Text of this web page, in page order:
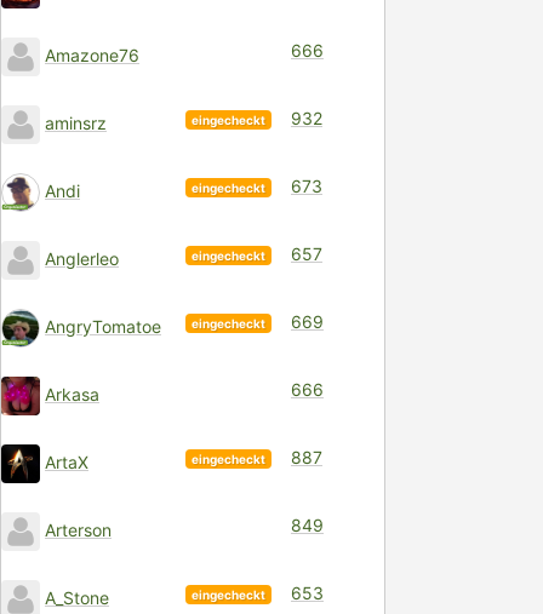
Amazone76 666
aminsrz eingecheckt 932
Andi eingecheckt 673
Anglerleo eingecheckt 657
AngryTomatoe eingecheckt 669
Arkasa 666
ArtaX eingecheckt 887
Arterson 849
A_Stone eingecheckt 653